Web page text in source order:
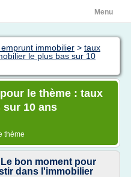
Menu
immobilier > taux
le plus bas sur 10
le thème : taux
10 ans
thème
bon moment pour
dans l'immobilier